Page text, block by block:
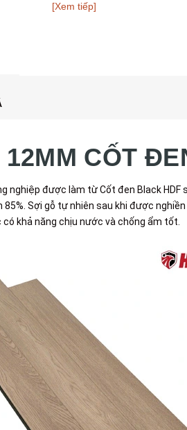
[Xem tiếp]
CỐT
nghiệp được làm từ Cốt đen Black
Sợi gỗ tự nhiên sau khi được
khả năng chịu nước và chống ẩm tốt.